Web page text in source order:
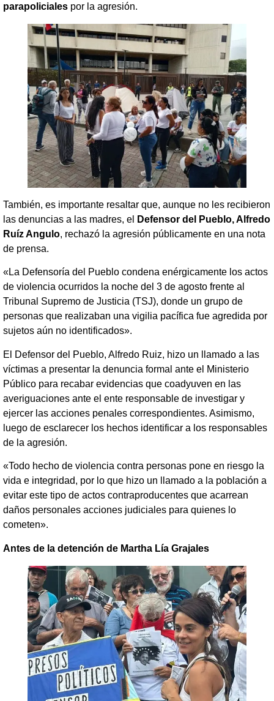
parapoliciales por la agresión.
También, es importante resaltar que, aunque no les recibieron
las denuncias a las madres, el
Defensor del Pueblo, Alfredo
Ruíz Angulo, rechazó la agresión públicamente en una nota
de prensa.
«La Defensoría del Pueblo condena enérgicamente los actos
de violencia ocurridos la noche del 3 de agosto frente al
Tribunal Supremo de Justicia (TSJ), donde un grupo de
personas que realizaban una vigilia pacífica fue agredida por
sujetos aún no identificados».
El Defensor del Pueblo, Alfredo Ruiz, hizo un llamado a las
víctimas a presentar la denuncia formal ante el Ministerio
Público para recabar evidencias que coadyuven en las
averiguaciones ante el ente responsable de investigar y
ejercer las acciones penales correspondientes. Asimismo,
luego de esclarecer los hechos identificar a los responsables
de la agresión.
«Todo hecho de violencia contra personas pone en riesgo la
vida e integridad, por lo que hizo un llamado a la población a
evitar este tipo de actos contraproducentes que acarrean
daños personales acciones judiciales para quienes lo
cometen».
Antes de la detención de Martha Lía Grajales